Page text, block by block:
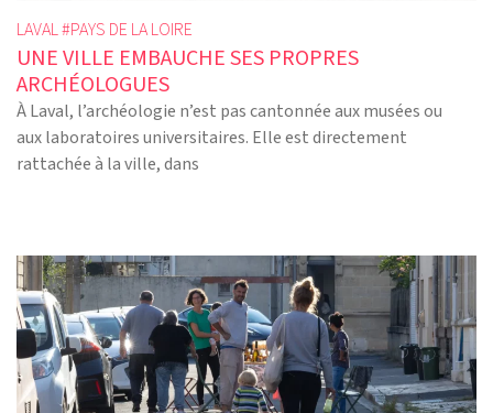
LAVAL #PAYS DE LA LOIRE
UNE VILLE EMBAUCHE SES PROPRES
ARCHÉOLOGUES
À Laval, l’archéologie n’est pas cantonnée aux musées ou
aux laboratoires universitaires. Elle est directement
rattachée à la ville, dans